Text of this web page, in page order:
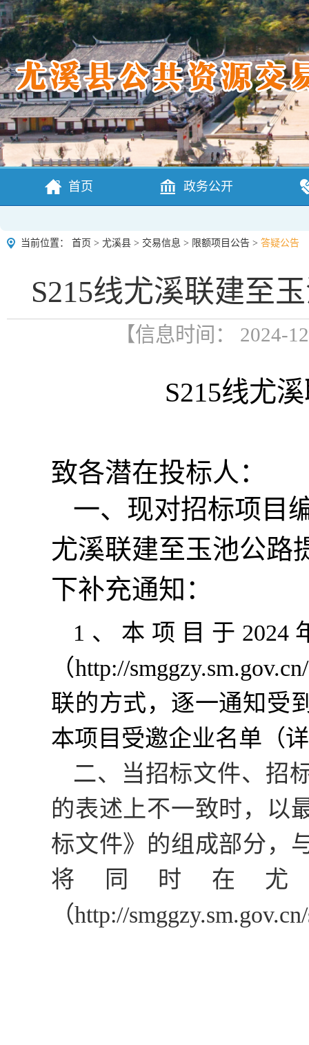
首页 政务公开
当前位置： 首页 > 尤溪县 > 交易信息 > 限额项目公告 > 答疑公告
S215线尤溪联建至
【信息时间： 2024-
S215线尤
致各潜在投标人：
一、现对招标项目
尤溪联建至玉池公路
下补充通知：
1 、本项目于 2024
（http://
联的方式，逐一通知受
本项目受邀企业名单（
二、当招标文件、招
的表述上不一致时，以
标文件》的组成部分，
将同时在
（http://